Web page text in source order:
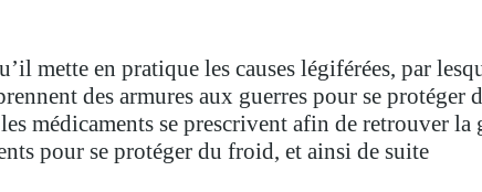
mette en pratique les causes légiférées, par
des armures aux guerres pour se protéger
médicaments se prescrivent afin de retrouver la
pour se protéger du froid, et ainsi de suite.